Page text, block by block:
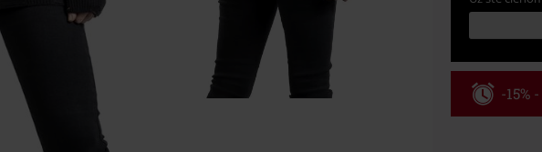
-15%